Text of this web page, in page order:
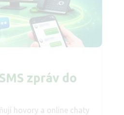
zpráv do
hovory a online chaty